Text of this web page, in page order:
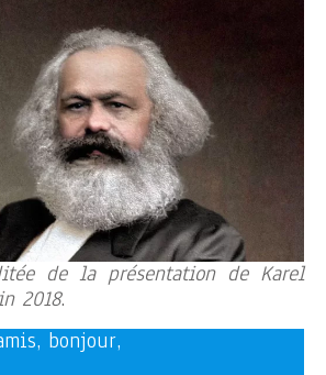
de la présentation de Karel
2018.
bonjour,